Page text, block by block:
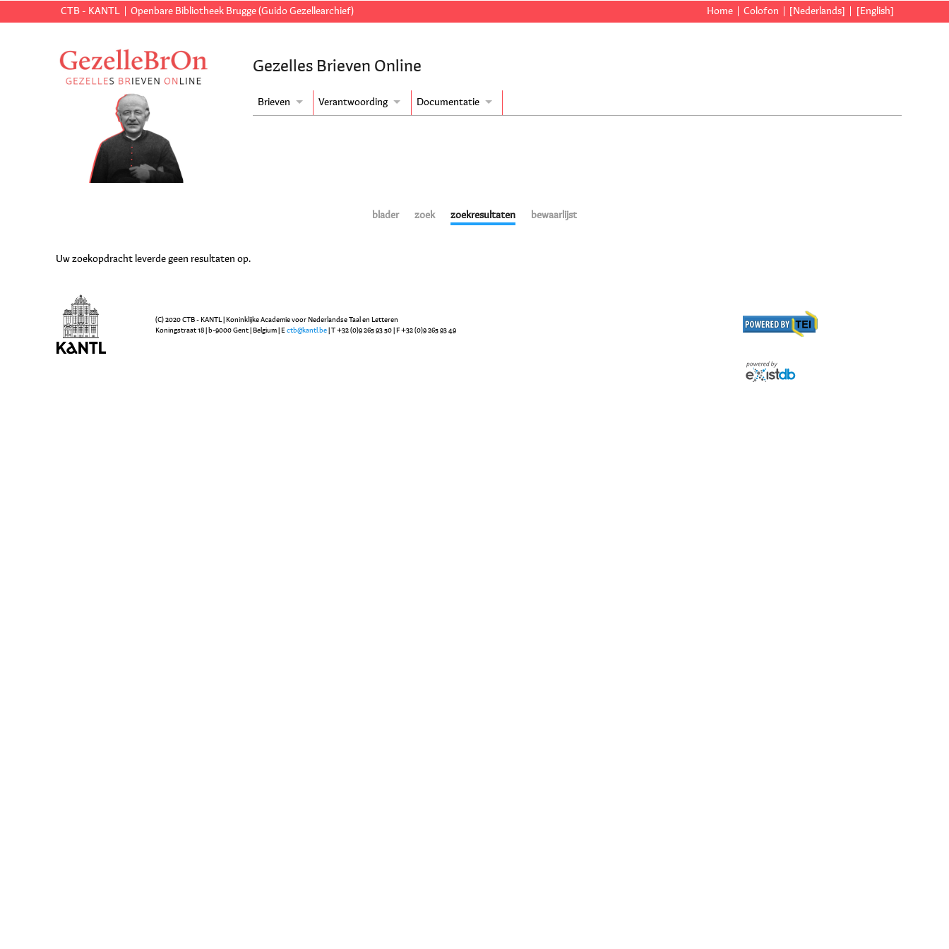
CTB - KANTL Openbare Bibliotheek Brugge (Guido Gezellearchief) Home Colofon [Nederlands] [English]
Gezelles Brieven Online
Brieven Verantwoording Documentatie
blader zoek zoekresultaten bewaarlijst
Uw zoekopdracht leverde geen resultaten op.
(C) 2020 CTB - KANTL | Koninklijke Academie voor Nederlandse Taal en Letteren
Koningstraat 18 | b-9000 Gent | Belgium | Ectb@kantl.be | T +32 (0)9 265 93 50 | F +32 (0)9 265 93 49